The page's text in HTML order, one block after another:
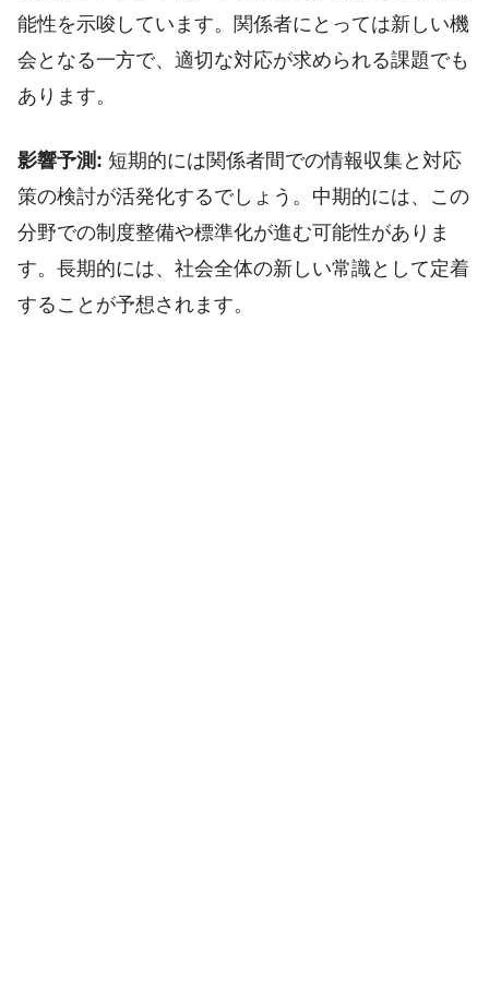
能性を示唆しています。関係者にとっては新しい機
会となる一方で、適切な対応が求められる課題でも
あります。
影響予測: 短期的には関係者間での情報収集と対応
策の検討が活発化するでしょう。中期的には、この
分野での制度整備や標準化が進む可能性がありま
す。長期的には、社会全体の新しい常識として定着
することが予想されます。